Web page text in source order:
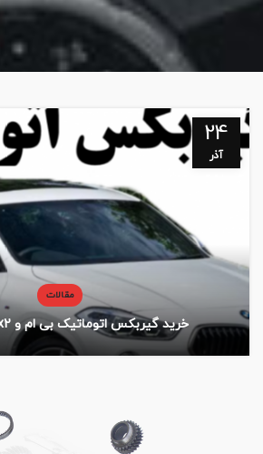
24
آذر
مقالات
خرید گیربکس اتوماتیک بی ام و x2 نو و استوک